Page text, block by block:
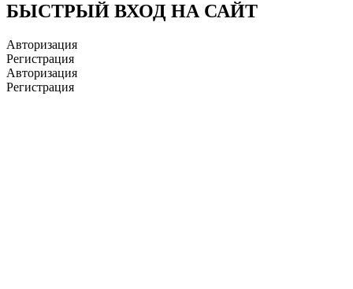
БЫСТРЫЙ ВХОД НА САЙТ
Авторизация
Регистрация
Авторизация
Регистрация